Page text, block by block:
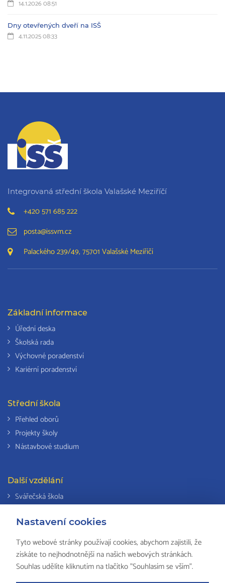
Nastavení cookies
Tyto webové stránky používají cookies, abychom zajistili, že
získáte to nejhodnotnější na našich webových stránkách.
Souhlas udělíte kliknutím na tlačítko "Souhlasím se vším".
14.1.2026 08:51
Dny otevřených dveří na ISŠ
4.11.2025 08:33
Integrovaná střední škola Valašské Meziříčí
+420 571 685 222
posta@issvm.cz
Palackého 239/49, 75701 Valašské Meziříčí
Základní informace
Úřední deska
Školská rada
Výchovné poradenství
Kariérní poradenství
Střední škola
Přehled oborů
Projekty školy
Nástavbové studium
Další vzdělání
Svářečská škola
Národní soustava kvalifikací